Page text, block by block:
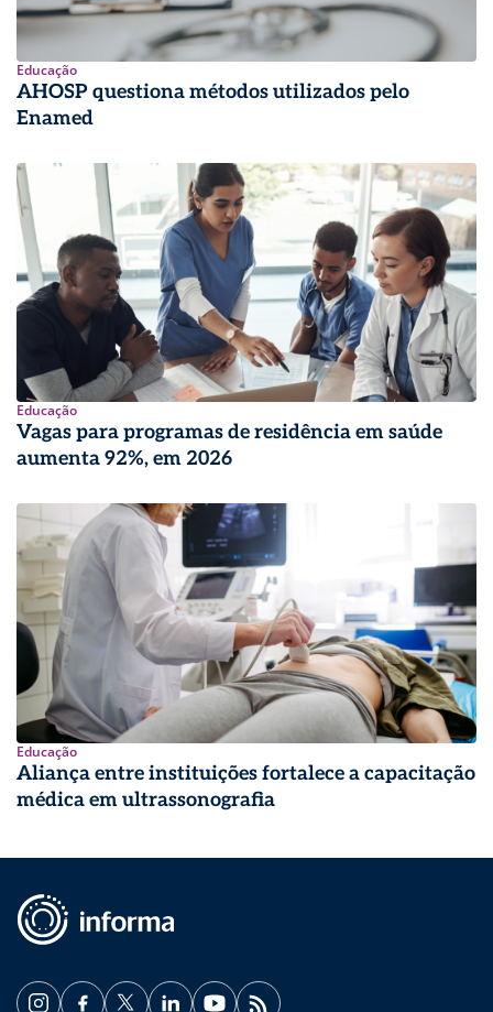
Educação
AHOSP questiona métodos utilizados pelo
Enamed
Educação
Vagas para programas de residência em saúde
aumenta 92%, em 2026
Educação
Aliança entre instituições fortalece a capacitação
médica em ultrassonografia